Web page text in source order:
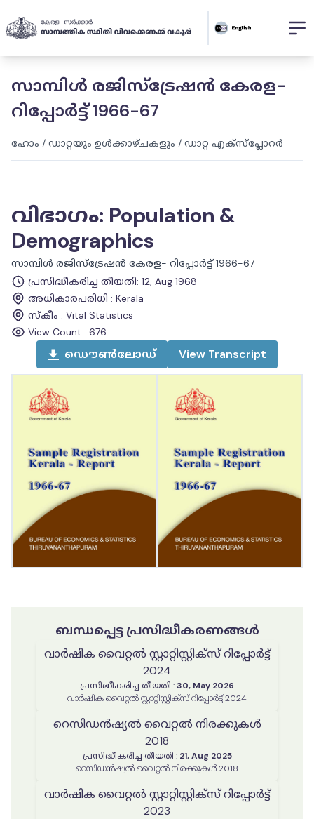
സാമ്പിൾ രജിസ്ട്രേഷൻ കേരള-
റിപ്പോർട്ട് 1966-67
ഹോം / ഡാറ്റയും ഉൾക്കാഴ്ചകളും / ഡാറ്റ എക്സ്പ്ലോറർ
വിഭാഗം: Population &
Demographics
സാമ്പിൾ രജിസ്ട്രേഷൻ കേരള- റിപ്പോർട്ട് 1966-67
പ്രസിദ്ധീകരിച്ച തീയതി: 12, Aug 1968
അധികാരപരിധി : Kerala
സ്കീം : Vital Statistics
View Count : 676
ഡൌൺലോഡ് View Transcript
ബന്ധപ്പെട്ട പ്രസിദ്ധീകരണങ്ങൾ
വാർഷിക വൈറ്റൽ സ്റ്റാറ്റിസ്റ്റിക്‌സ് റിപ്പോർട്ട്
2024
പ്രസിദ്ധീകരിച്ച തീയതി :30, May 2026
വാർഷിക വൈറ്റൽ സ്റ്റാറ്റിസ്റ്റിക്‌സ് റിപ്പോർട്ട് 2024
റെസിഡൻഷ്യൽ വൈറ്റൽ നിരക്കുകൾ
2018
പ്രസിദ്ധീകരിച്ച തീയതി : 21, Aug 2025
റെസിഡൻഷ്യൽ വൈറ്റൽ നിരക്കുകൾ 2018
വാർഷിക വൈറ്റൽ സ്റ്റാറ്റിസ്റ്റിക്‌സ് റിപ്പോർട്ട്
2023